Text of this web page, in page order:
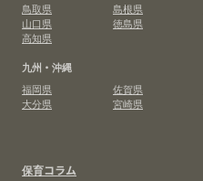
鳥取県
島根県
山口県
徳島県
高知県
九州・沖縄
福岡県
佐賀県
大分県
宮崎県
保育コラム